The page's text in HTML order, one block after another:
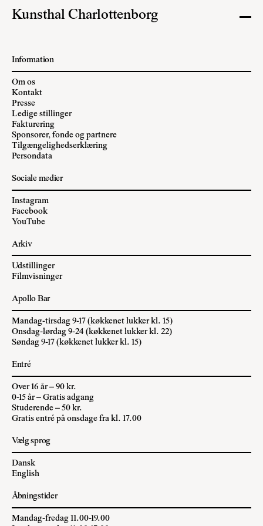
Kunsthal Charlottenborg
Information
Om os
Kontakt
Presse
Ledige stillinger
Fakturering
Sponsorer, fonde og partnere
Tilgængelighedserklæring
Persondata
Sociale medier
Instagram
Facebook
YouTube
Arkiv
Udstillinger
Filmvisninger
Apollo Bar
Mandag-tirsdag 9-17 (køkkenet lukker kl. 15)
Onsdag-lørdag 9-24 (køkkenet lukker kl. 22)
Søndag 9-17 (køkkenet lukker kl. 15)
Entré
Over 16 år – 90 kr.
0-15 år – Gratis adgang
Studerende – 50 kr.
Gratis entré på onsdage fra kl. 17.00
Vælg sprog
Dansk
English
Åbningstider
Mandag-fredag 11.00-19.00